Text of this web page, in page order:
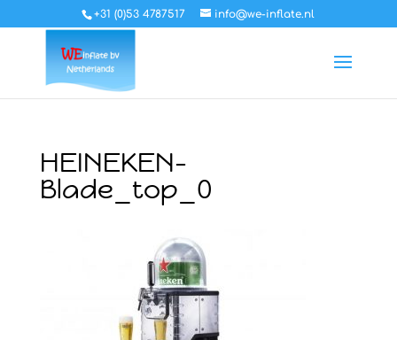
+31 (0)53 4787517 info@we-inflate.nl
HEINEKEN-
Blade_top_0